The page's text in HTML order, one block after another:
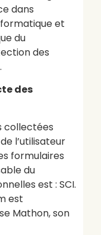
dans
et
du
des
des
collectées
l’utilisateur
formulaires
du
est : SCI.
est
Mathon, son